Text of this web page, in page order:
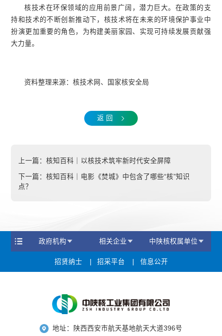
核技术在环保领域的应用前景广阔，潜力巨大。在政策的支
持和技术的不断创新推动下，核技术将在未来的环境保护事业中
扮演更加重要的角色，为构建美丽家园、实现可持续发展贡献强
大力量。
资料整理来源：核技术网、国家核安全局
返 回
上一篇：核知百科｜以核技术筑牢新时代安全屏障
下一篇：核知百科｜电影《焚城》中包含了哪些“核”知识
点？
政府机构 相关企业 中陕核权属单位
招贤纳士 招采平台 信息公开
地址：陕西西安市航天基地航天大道396号